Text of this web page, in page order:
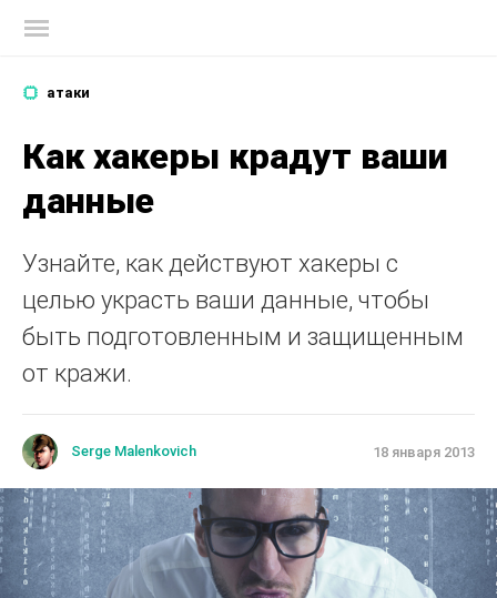
атаки
Как хакеры крадут ваши
данные
Узнайте, как действуют хакеры с
целью украсть ваши данные, чтобы
быть подготовленным и защищенным
от кражи.
Serge Malenkovich 18 января 2013